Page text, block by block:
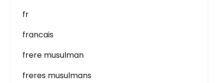
fr
francais
frere musulman
freres musulmans